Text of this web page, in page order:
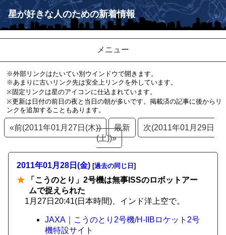
星が好きな人のための新着情報
メニュー
※外部リンクはたいてい別ウインドウで開きます。
※あまりに古いリンク先は安全上リンクを外しています。
※固定リンクは星のアイコンに仕込まれています。
※更新は日付の前日の夜と当日の朝が多いです。掲載済の記事に後からリ
ンクを追加することもあります。
«前(2011年01月27日(木)) 最新
次(2011年01月29日
(土))»
2011年01月28日(金) [過去の同じ日 ]
★ 「こうのとり」2号機は無事ISSのロボットアー
ムで捉えられた
1月27日20:41(日本時間)、インド洋上空で。
JAXA｜こうのとり2号機/H-IIBロケット2号
機特設サイト